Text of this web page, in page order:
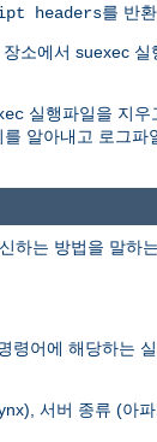
headers를 반
소에서 suexec
실행파일을 지
알아내고 로그파
하는 방법을 말하
령어에 해당하는
서버 종류 (아